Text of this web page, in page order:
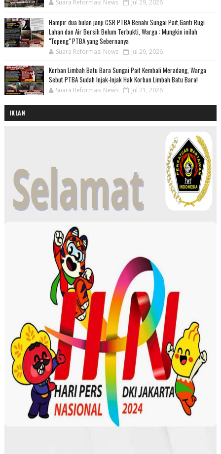
Suara Reformasi News Jul 29, 2026
Hampir dua bulan janji CSR PTBA Benahi Sungai Pait,Ganti Rugi
Lahan dan Air Bersih Belum Terbukti, Warga : Mungkin inilah
"Topeng" PTBA yang Sebernanya
Suara Reformasi News Jul 29, 2026
Korban Limbah Batu Bara Sungai Pait Kembali Meradang, Warga
Sebut PTBA Sudah Injak-Injak Hak Korban Limbah Batu Bara!
Suara Reformasi News Jul 21, 2026
IKLAN